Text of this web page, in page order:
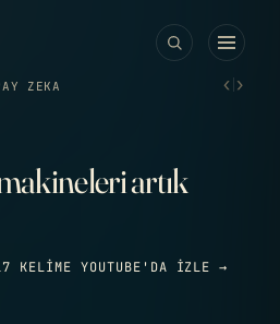
ZEKA ‹›
artık
KELIME YOUTUBE'DA IZLE →